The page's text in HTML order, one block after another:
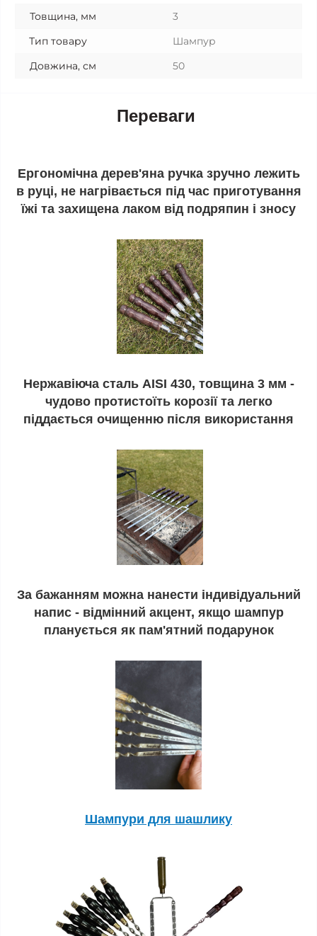
Товщина, мм
3
Тип товару
Шампур
Довжина, см
50
Переваги
Ергономічна дерев'яна ручка зручно лежить
в руці, не нагрівається під час приготування
їжі та захищена лаком від подряпин і зносу
Нержавіюча сталь AISI 430, товщина 3 мм -
чудово протистоїть корозії та легко
піддається очищенню після використання
За бажанням можна нанести індивідуальний
напис - відмінний акцент, якщо шампур
планується як пам'ятний подарунок
Шампури для шашлику